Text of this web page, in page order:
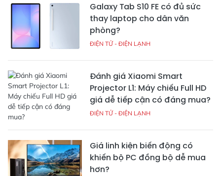
Galaxy Tab S10 FE có đủ sức
thay laptop cho dân văn
phòng?
ĐIỆN TỬ - ĐIỆN LẠNH
Đánh giá Xiaomi Smart
Projector L1: Máy chiếu Full HD
giá dễ tiếp cận có đáng mua?
ĐIỆN TỬ - ĐIỆN LẠNH
Giá linh kiện biến động có
khiến bộ PC đồng bộ dễ mua
hơn?